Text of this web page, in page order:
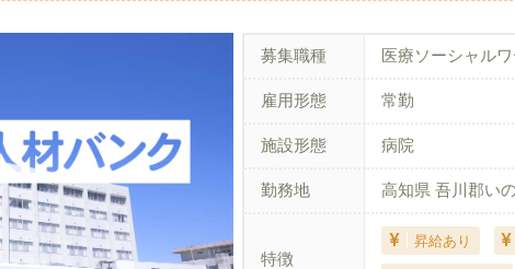
募集職種 医療ソーシャル
雇用形態 常勤
施設形態 病院
勤務地 高知県 吾川郡い
特徴
昇給あり